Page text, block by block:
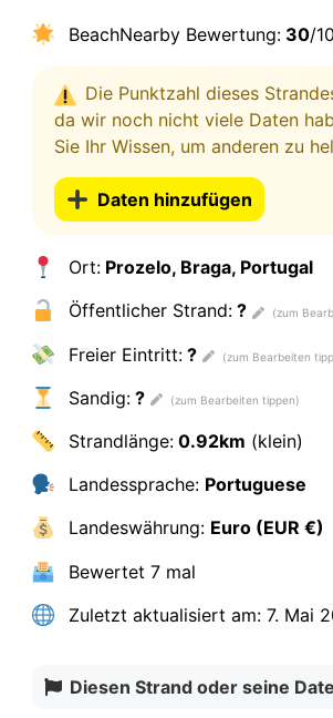
BeachNearby Bewertung:30/
Die Punktzahl dieses
da wir noch nicht viele Daten
Sie Ihr Wissen, um anderen zu
Daten hinzufügen
Ort:Prozelo, Braga, Portugal
Öffentlicher Strand:?
Freier Eintritt:?
Sandig:?
Strandlänge:0.92km (klein)
Landessprache: Portuguese
Landeswährung: Euro (EUR €)
Bewertet 7 mal
Zuletzt aktualisiert am:7. Mai
Diesen Strand oder seine